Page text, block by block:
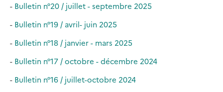
- Bulletin n°20 / juillet - septembre 2025
- Bulletin n°19 / avril- juin 2025
- Bulletin n°18 / janvier - mars 2025
- Bulletin n°17 / octobre - décembre 2024
- Bulletin n°16 / juillet-octobre 2024